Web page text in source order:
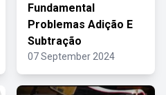
Fundamental
Problemas Adição E
Subtração
07 September 2024